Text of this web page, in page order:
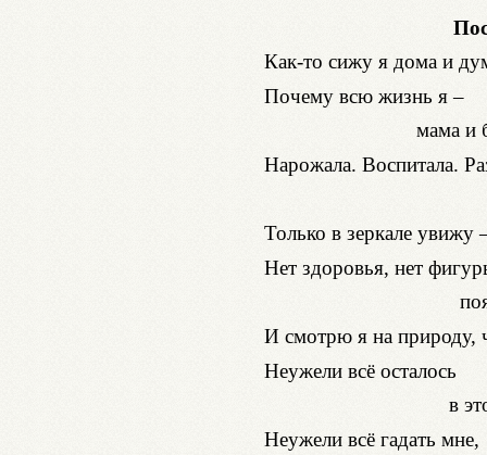
Как-то сижу я дома и
Почему всю жизнь я –
мама и
Нарожала. Воспитала.
Только в зеркале увижу
Нет здоровья, нет
появилась
И смотрю я на природу,
Неужели всё осталось
в этой
Неужели всё гадать мне,